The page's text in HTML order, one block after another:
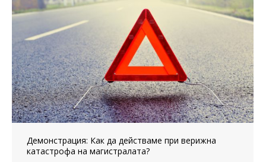
Демонстрация: Как да действаме при верижна
катастрофа на магистралата?